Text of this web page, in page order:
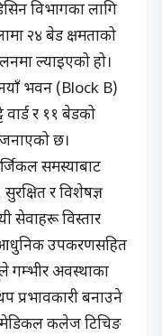
विभागका लागि
२४ बेड क्षमताको
ल्याइएको हो।
नयाँ भवन (Block B)
र ११ बेडको
छ।
समस्याबाट
र विशेषज्ञ
सेवाहरू विस्तार
आधुनिक उपकरणसहित
गम्भीर अवस्थाका
प्रभावकारी बनाउने
मेडिकल कलेज टिचिङ